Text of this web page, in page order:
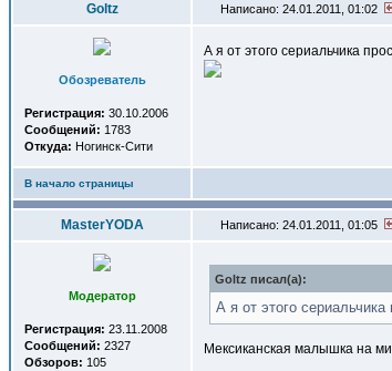
Goltz Написано: 24.01.2011, 01:02
Обозреватель
Регистрация: 30.10.2006
Сообщений: 1783
Откуда: Ногинск-Сити
А я от этого сериальчика
В начало страницы
MasterYODA Написано: 24.01.2011, 01:05
Модератор
Регистрация: 23.11.2008
Сообщений: 2327
Обзоров: 105
Goltz писал(a):
А я от этого
Мексиканская малышка на